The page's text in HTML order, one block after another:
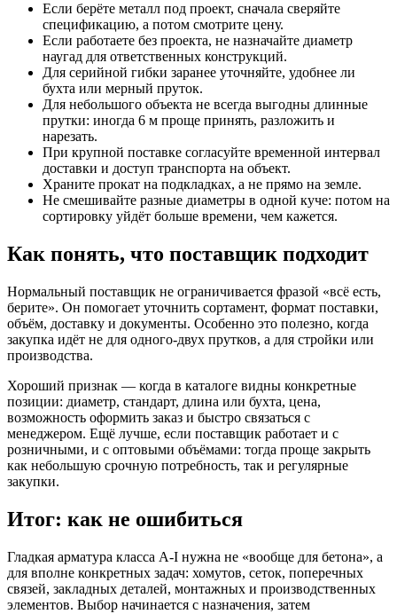
Если берёте металл под проект, сначала сверяйте
спецификацию, а потом смотрите цену.
Если работаете без проекта, не назначайте диаметр
наугад для ответственных конструкций.
Для серийной гибки заранее уточняйте, удобнее ли
бухта или мерный пруток.
Для небольшого объекта не всегда выгодны длинные
прутки: иногда 6 м проще принять, разложить и
нарезать.
При крупной поставке согласуйте временной интервал
доставки и доступ транспорта на объект.
Храните прокат на подкладках, а не прямо на земле.
Не смешивайте разные диаметры в одной куче: потом на
сортировку уйдёт больше времени, чем кажется.
Как понять, что поставщик подходит
Нормальный поставщик не ограничивается фразой «всё есть,
берите». Он помогает уточнить сортамент, формат поставки,
объём, доставку и документы. Особенно это полезно, когда
закупка идёт не для одного-двух прутков, а для стройки или
производства.
Хороший признак — когда в каталоге видны конкретные
позиции: диаметр, стандарт, длина или бухта, цена,
возможность оформить заказ и быстро связаться с
менеджером. Ещё лучше, если поставщик работает и с
розничными, и с оптовыми объёмами: тогда проще закрыть
как небольшую срочную потребность, так и регулярные
закупки.
Итог: как не ошибиться
Гладкая арматура класса А-I нужна не «вообще для бетона», а
для вполне конкретных задач: хомутов, сеток, поперечных
связей, закладных деталей, монтажных и производственных
элементов. Выбор начинается с назначения, затем